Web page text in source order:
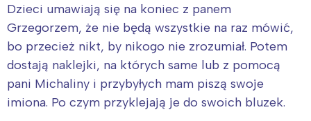
Dzieci umawiają się na koniec z panem
Grzegorzem, że nie będą wszystkie na raz mówić,
bo przecież nikt, by nikogo nie zrozumiał. Potem
dostają naklejki, na których same lub z pomocą
pani Michaliny i przybyłych mam piszą swoje
imiona. Po czym przyklejają je do swoich bluzek.